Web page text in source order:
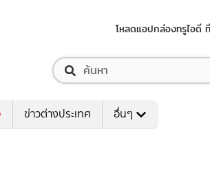
โหลดแอปกล่องทรูไอดี
ข่าวต่างประเทศ อื่นๆ